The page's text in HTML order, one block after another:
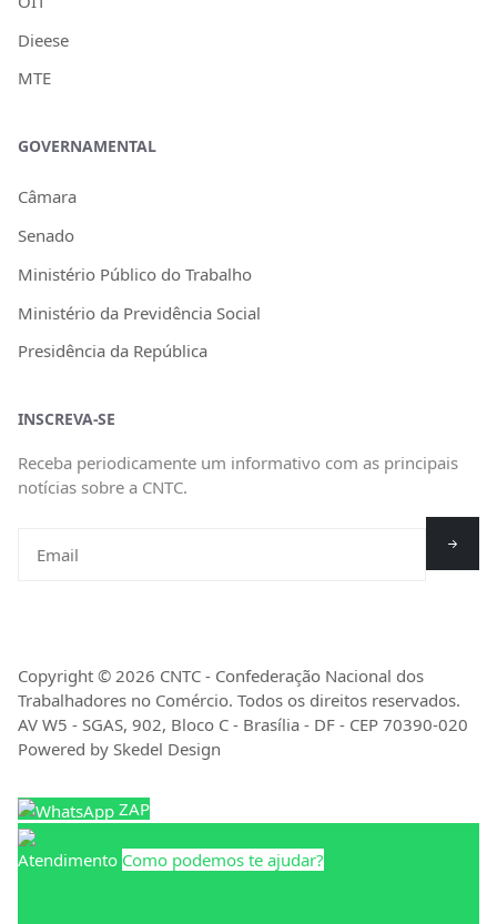
Dieese
MTE
GOVERNAMENTAL
Câmara
Senado
Ministério Público do Trabalho
Ministério da Previdência Social
Presidência da República
INSCREVA-SE
Receba periodicamente um informativo com as principais
notícias sobre a CNTC.
Copyright © 2026 CNTC - Confederação Nacional dos
Trabalhadores no Comércio. Todos os direitos reservados.
AV W5 - SGAS, 902, Bloco C - Brasília - DF - CEP 70390-020
Powered by Skedel Design
ZAP
Atendimento Como podemos te ajudar?